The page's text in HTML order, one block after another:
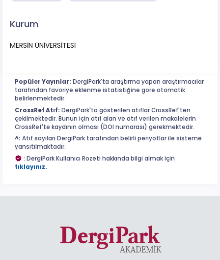
Kurum
MERSİN ÜNİVERSİTESİ
Popüler Yayınlar: DergiPark'ta araştırma yapan araştırmacılar
tarafından favoriye eklenme istatistiğine göre otomatik
belirlenmektedir.
CrossRef Atıf: DergiPark'ta gösterilen atıflar CrossRef'ten
çekilmektedir. Bunun için atıf alan ve atıf verilen makalelerin
CrossRef'te kaydının olması (DOI numarası) gerekmektedir.
^: Atıf sayıları DergiPark tarafından belirli periyotlar ile sisteme
yansıtılmaktadır.
: DergiPark Kullanıcı Rozeti hakkında bilgi almak için
tıklayınız.